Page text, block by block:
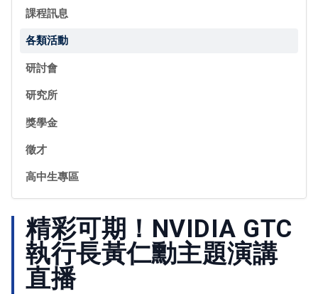
課程訊息
各類活動
研討會
研究所
獎學金
徵才
高中生專區
精彩可期！NVIDIA GTC
執行長黃仁勳主題演講
直播